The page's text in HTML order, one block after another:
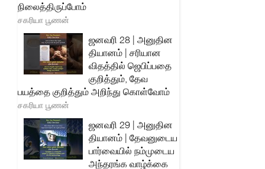
நிலைத்திருப்போம்
சகரியா பூணன்
ஜனவரி 28 | அனுதின
தியானம் | சரியான
விதத்தில் ஜெபிப்பதை
குறித்தும், தேவ
பயத்தை குறித்தும் அறிந்து கொள்வோம்
சகரியா பூணன்
ஜனவரி 29 | அனுதின
தியானம் | தேவனுடைய
பார்வையில் நம்முடைய
அந்தரங்க வாழ்க்கை